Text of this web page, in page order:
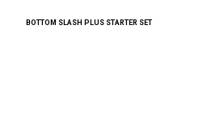
BOTTOM SLASH PLUS STARTER SET